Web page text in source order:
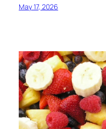
May 17, 2026